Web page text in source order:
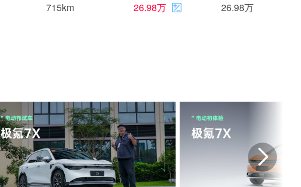
715km 26.98万 26.98万